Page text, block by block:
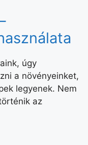
úgy
a növényeinket,
legyenek. Nem
az